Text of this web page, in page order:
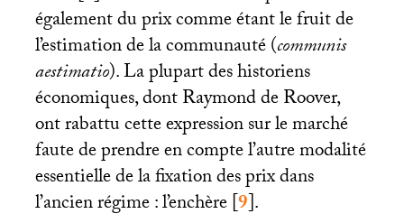
également du prix comme étant le fruit de
l’estimation de la communauté (communis
aestimatio). La plupart des historiens
économiques, dont Raymond de Roover,
ont rabattu cette expression sur le marché
faute de prendre en compte l’autre modalité
essentielle de la fixation des prix dans
l’ancien régime : l’enchère[9].